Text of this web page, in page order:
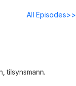
All Episodes>>
tilsynsmann.